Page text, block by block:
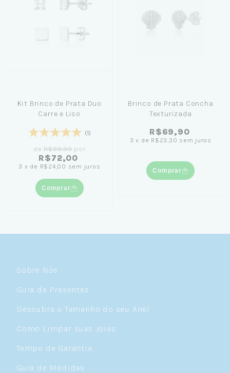
Kit Brinco de Prata Duo
Carre e Liso
(1)
deR$99,90por
R$72,00
3 x de R$24,00 sem juros
Comprar
Brinco de Prata Concha
Texturizada
R$69,90
3 x de R$23,30 sem juros
Comprar
Sobre Nós
Guia de Presentes
Descubra o Tamanho do seu Anel
Como Limpar suas Joias
Tempo de Garantia
Guia de Medidas